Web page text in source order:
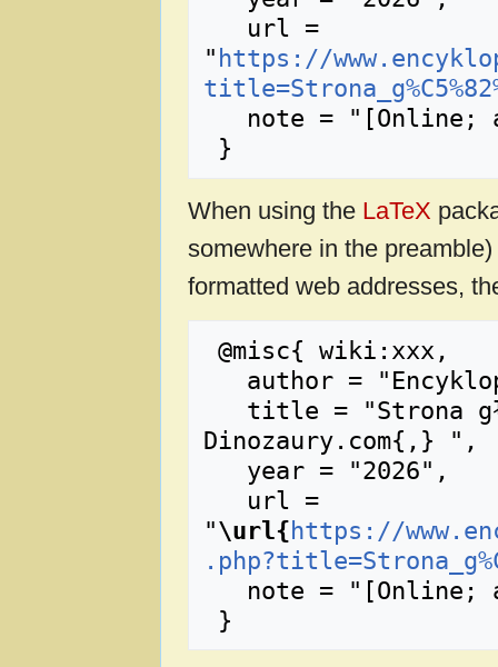
" https://
When using the LaTeX
somewhere in the
formatted web addresses,
Dinozaury.com{,} ",
"\url{ https://